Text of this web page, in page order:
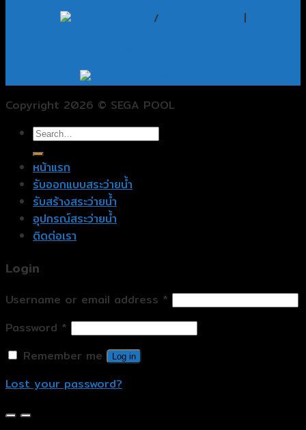
/
|
Copyright 2026 © SEGA POOL
หน้าแรก
รับออกแบบสระว่ายน้ำ
รับสร้างสระว่ายน้ำ
อุปกรณ์สระว่ายน้ำ
ติดต่อเรา
Login
Username or email address *
Password *
Remember me
Log in
Lost your password?